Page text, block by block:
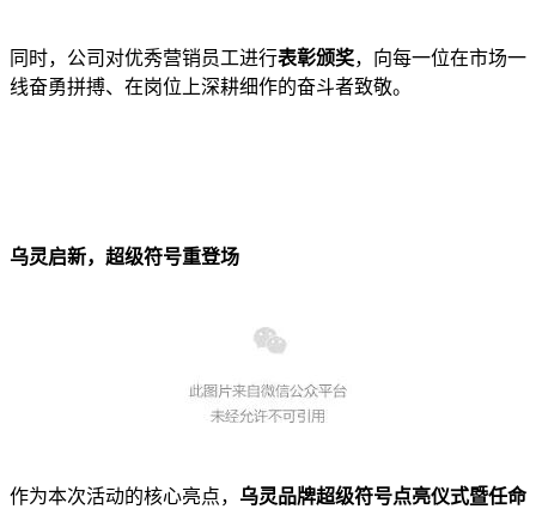
同时，公司对优秀营销员工进行表彰颁奖，向每一位在市场一
线奋勇拼搏、在岗位上深耕细作的奋斗者致敬。
乌灵启新，超级符号重登场
作为本次活动的核心亮点， 乌灵品牌超级符号点亮仪式暨任命